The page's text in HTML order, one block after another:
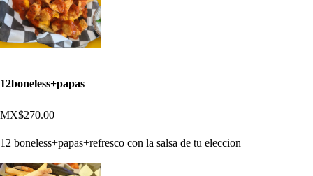
12boneless+papas
MX$270.00
12 boneless+papas+refresco con la salsa de tu eleccion